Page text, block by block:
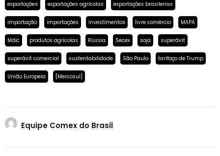
exportações exportações agrícolas exportações brasileiras
importação importações investimentos livre comércio MAPA
Mdic produtos agrícolas Rússia Secex soja superávit
superávit comercial sustentabilidade São Paulo tarifaço de Trump
União Europeia [Mercosul]
Equipe Comex do Brasil